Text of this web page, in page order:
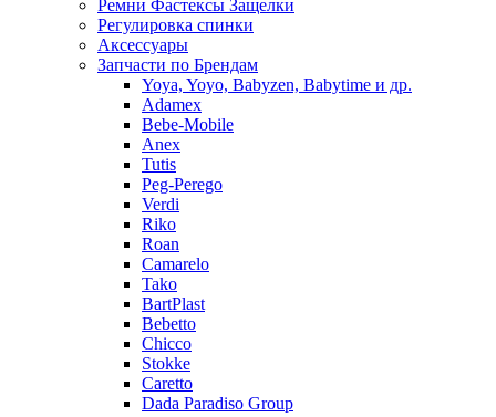
Ремни Фастексы Защелки
Регулировка спинки
Аксессуары
Запчасти по Брендам
Yoya, Yoyo, Babyzen, Babytime и др.
Adamex
Bebe-Mobile
Anex
Tutis
Peg-Perego
Verdi
Riko
Roan
Camarelo
Tako
BartPlast
Bebetto
Chicco
Stokke
Caretto
Dada Paradiso Group